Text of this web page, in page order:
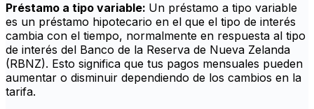
Préstamo a tipo variable: Un préstamo a tipo variable
es un préstamo hipotecario en el que el tipo de interés
cambia con el tiempo, normalmente en respuesta al tipo
de interés del Banco de la Reserva de Nueva Zelanda
(RBNZ). Esto significa que tus pagos mensuales pueden
aumentar o disminuir dependiendo de los cambios en la
tarifa.